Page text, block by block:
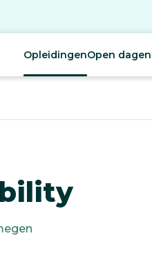
OpleidingenOpen dagen